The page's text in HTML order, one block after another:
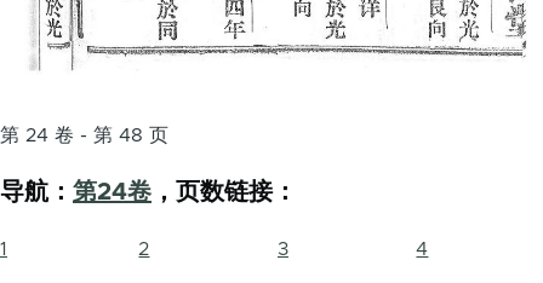
第 24 卷 - 第 48 页
导航： 第24卷 ，页数链接：
1 2 3 4